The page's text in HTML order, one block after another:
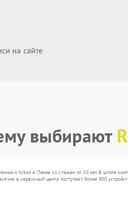
на сайте
выбирают
Nikon в Пензе со стажем от 10 лет. В штате
в сервисный центр поступает более 300